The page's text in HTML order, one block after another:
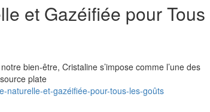
et Gazéifiée pour
bien-être, Cristaline s’impose comme l’une des
plate
naturelle-et-gazéifiée-pour-tous-les-goûts